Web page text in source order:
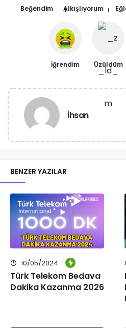
Beğendim Alkışlıyorum
1
İğrendim
1
Üzüldüm
İhsan
BENZER YAZILAR
10/05/2024
Türk Telekom Bedava
Dakika Kazanma 2026